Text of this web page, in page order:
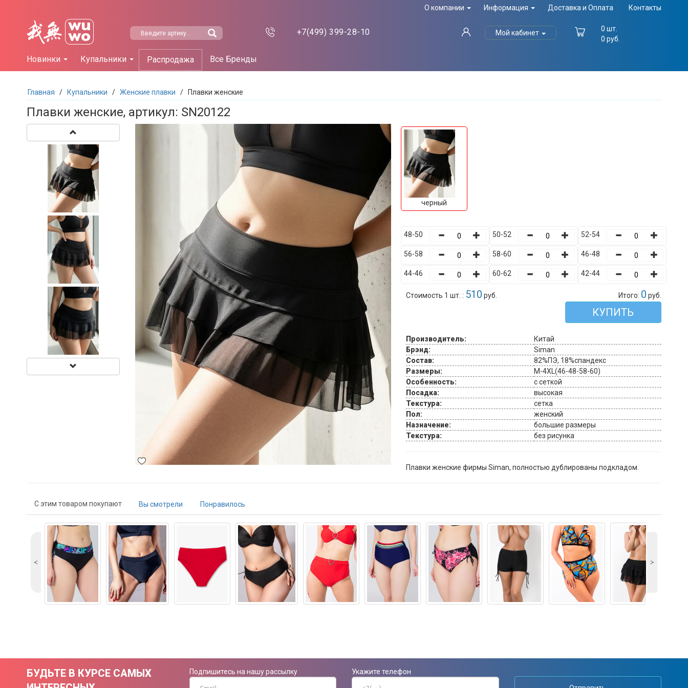
О компании Информация Доставка и Оплата Контакты
+7(499) 399-28-10 Мой кабинет
0 шт.
0 руб.
Новинки Купальники Распродажа Все Бренды
Главная / Купальники / Женские плавки / Плавки женские
Плавки женские, артикул: SN20122
черный
48-50 50-52 52-54
56-58 58-60 46-48
44-46 60-62 42-44
Стоимость 1 шт. : 510 руб. Итого: 0 руб.
КУПИТЬ
Производитель:
Китай
Брэнд:
Siman
Состав:
82%ПЭ, 18%спандекс
Размеры:
M-4XL(46-48-58-60)
Особенность:
с сеткой
Посадка:
высокая
Текстура:
сетка
Пол:
женский
Назначение:
большие размеры
Текстура:
без рисунка
Плавки женские фирмы Siman, полностью дублированы подкладом.
С этим товаром покупают Вы смотрели Понравилось
˂ ˃
БУДЬТЕ В КУРСЕ САМЫХ
Подпишитесь на нашу рассылку
Укажите телефон